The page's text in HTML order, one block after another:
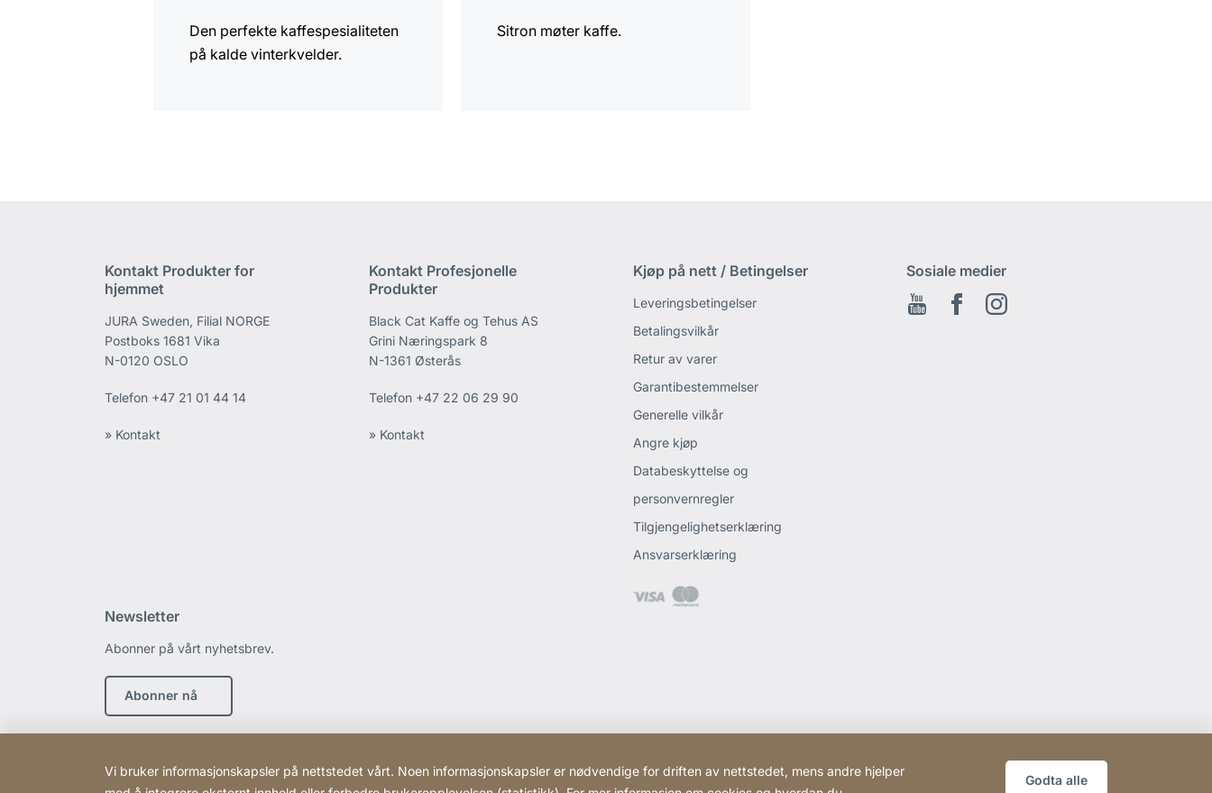
Den perfekte kaffespesialiteten
på kalde vinterkvelder.
Sitron møter kaffe.
Kontakt Produkter for
hjemmet
JURA Sweden, Filial NORGE
Postboks 1681 Vika
N-0120 OSLO
Telefon +47 21 01 44 14
» Kontakt
Kontakt Profesjonelle
Produkter
Black Cat Kaffe og Tehus AS
Grini Næringspark 8
N-1361 Østerås
Telefon +47 22 06 29 90
» Kontakt
Kjøp på nett / Betingelser
Leveringsbetingelser
Betalingsvilkår
Retur av varer
Garantibestemmelser
Generelle vilkår
Angre kjøp
Databeskyttelse og
personvernregler
Tilgjengelighetserklæring
Ansvarserklæring
Sosiale medier
Youtube FacebookInstagram
Newsletter
Abonner på vårt nyhetsbrev.
Abonner nå
Vi bruker informasjonskapsler på nettstedet vårt. Noen informasjonskapsler er nødvendige for driften av nettstedet, mens andre hjelper
Godta alle